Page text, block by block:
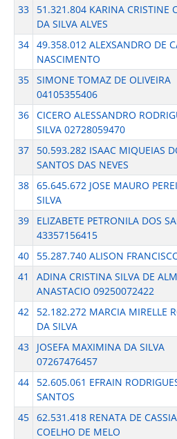
33
51.321.804 KARINA CRISTINE
DA SILVA ALVES
34 49.358.012 ALEXSANDRO DE
NASCIMENTO
35 SIMONE TOMAZ DE OLIVEIRA
04105355406
36 CICERO ALESSANDRO
SILVA 02728059470
37
50.593.282 ISAAC MIQUEIAS
SANTOS DAS NEVES
38 65.645.672 JOSE MAURO
SILVA
39
ELIZABETE PETRONILA DOS
43357156415
40 55.287.740 ALISON
41
ADINA CRISTINA SILVA DE
ANASTACIO 09250072422
42
52.182.272 MARCIA MIRELLE
DA SILVA
43
JOSEFA MAXIMINA DA SILVA
07267476457
44
52.605.061 EFRAIN
SANTOS
45 62.531.418 RENATA DE
COELHO DE MELO